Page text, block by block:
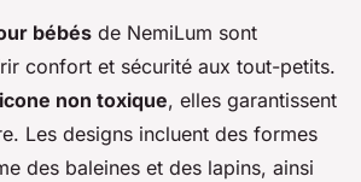
bébés de NemiLum sont
confort et sécurité aux tout-petits.
non toxique, elles garantissent
Les designs incluent des formes
des baleines et des lapins, ainsi